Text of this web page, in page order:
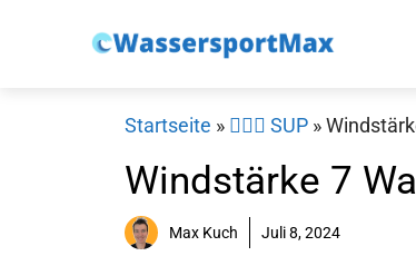
Startseite » 🏄‍♀️🛶 SUP »
Windstärke 7
Max Kuch Juli 8, 2024